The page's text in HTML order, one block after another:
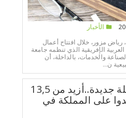
الأخبار
رياض مزور، خلال افتتاح أعمال
الإفريقية الذي تنظمه جامعة
والخدمات، بالداخلة، أن
ن...
المغرب:في حصيلة جديدة..أزيد من 13,5
على المملكة في